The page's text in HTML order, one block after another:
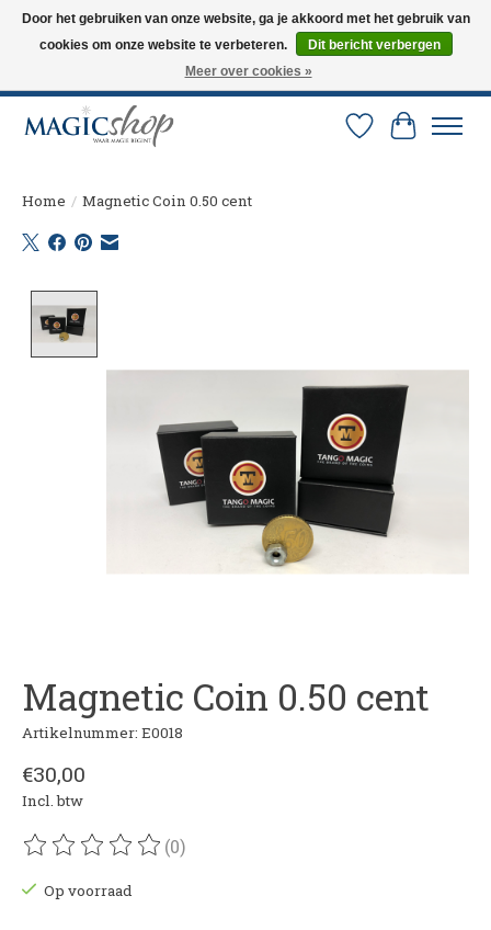
Altijd de nieuwste trucs op voorraad. Snelle verzending via PostNL en DHL.
Langskomen in onze winkel? Bel of mail om een afspraak te maken. 0251-
Verlanglijst
Home / Magnetic Coin 0.50 cent
Magnetic Coin 0.50 cent
Artikelnummer: E0018
€30,00
Incl. btw
De beoordeling van dit product is
(0)
Op voorraad
Door het gebruiken van onze website, ga je akkoord met het gebruik van
cookies om onze website te verbeteren.
Dit bericht verbergen
Meer over cookies »